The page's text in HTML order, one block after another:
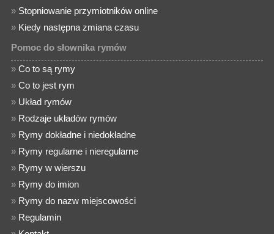
» Stopniowanie przymiotników online
» Kiedy następna zmiana czasu
Pomoc do słownika rymów
»Co to są rymy
»Co to jest rym
» Układ rymów
» Rodzaje układów rymów
» Rymy dokładne i niedokładne
» Rymy regularne i nieregularne
» Rymy w wierszu
» Rymy do imion
» Rymy do nazw miejscowości
» Regulamin